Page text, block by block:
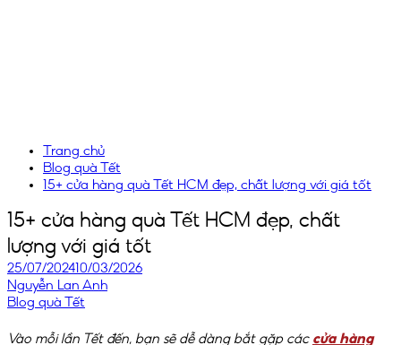
Trang chủ
Blog quà Tết
15+ cửa hàng quà Tết HCM đẹp, chất lượng với giá tốt
15+ cửa hàng quà Tết HCM đẹp, chất
lượng với giá tốt
25/07/202410/03/2026
Nguyễn Lan Anh
Blog quà Tết
Vào mỗi lần Tết đến, bạn sẽ dễ dàng bắt gặp các cửa hàng